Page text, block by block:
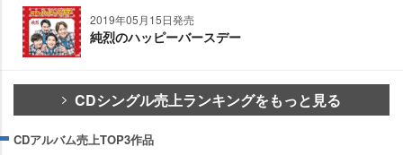
2019年05月15日発売
純烈のハッピーバースデー
CDシングル売上ランキングをもっと見る
CDアルバム売上TOP3作品